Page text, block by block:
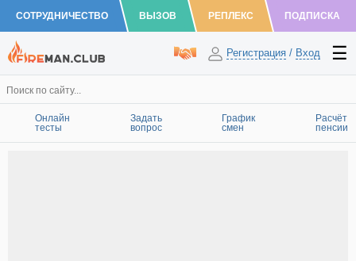
СОТРУДНИЧЕСТВО ВЫЗОВ РЕПЛЕКС ПОДПИСКА
Регистрация / Вход
Онлайн
тесты
Задать
вопрос
График
смен
Расчёт
пенсии